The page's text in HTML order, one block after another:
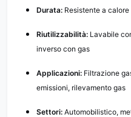
Durata: Resistente a
Riutilizzabilità: Lavabile
inverso con gas
Applicazioni: Filtrazione
emissioni, rilevamento gas
Settori: Automobilistico,